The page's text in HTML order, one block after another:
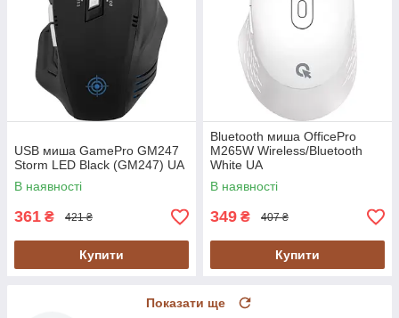
USB миша GamePro GM247
Storm LED Black (GM247) UA
В наявності
361 ₴ 421 ₴
Купити
Bluetooth миша OfficePro
M265W Wireless/Bluetooth
White UA
В наявності
349 ₴ 407 ₴
Купити
Показати ще